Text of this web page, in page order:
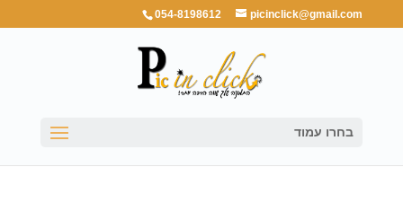
054-8198612 picinclick@gmail.com
בחרו עמוד